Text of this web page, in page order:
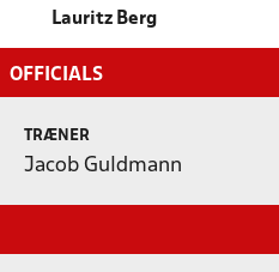
Lauritz Berg
OFFICIALS
TRÆNER
Jacob Guldmann